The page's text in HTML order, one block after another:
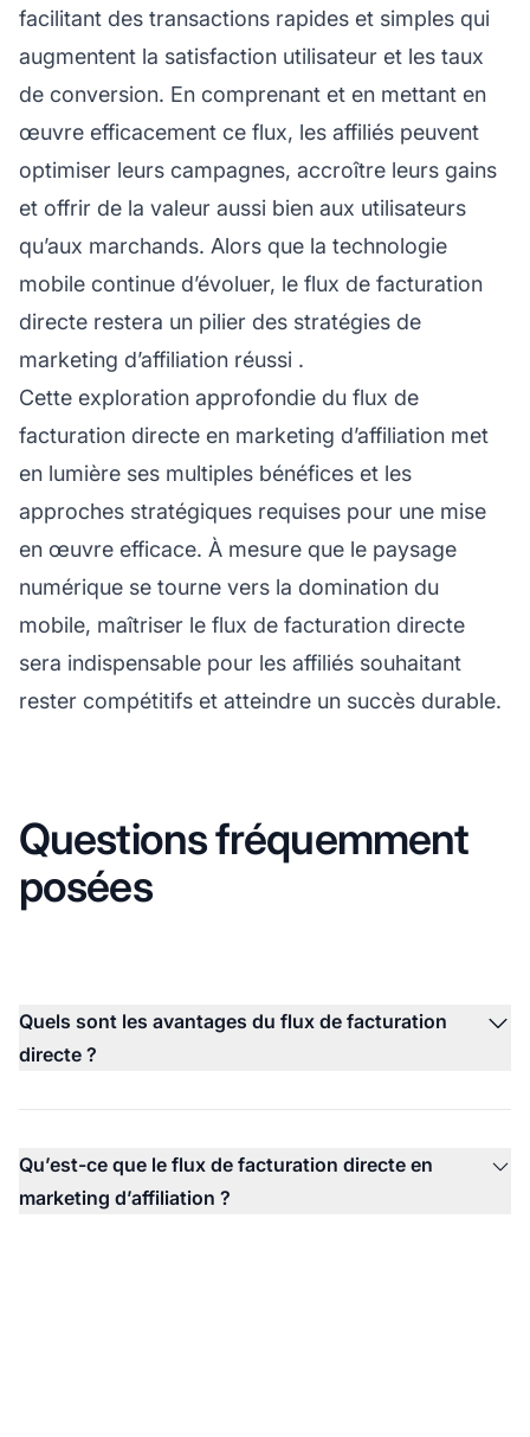
facilitant des transactions rapides et simples qui
augmentent la satisfaction utilisateur et les taux
de conversion. En comprenant et en mettant en
œuvre efficacement ce flux, les affiliés peuvent
optimiser leurs campagnes, accroître leurs gains
et offrir de la valeur aussi bien aux utilisateurs
qu’aux marchands. Alors que la technologie
mobile continue d’évoluer, le flux de facturation
directe restera un pilier des stratégies de
marketing d’affiliation réussi .
Cette exploration approfondie du flux de
facturation directe en marketing d’affiliation met
en lumière ses multiples bénéfices et les
approches stratégiques requises pour une mise
en œuvre efficace. À mesure que le paysage
numérique se tourne vers la domination du
mobile, maîtriser le flux de facturation directe
sera indispensable pour les affiliés souhaitant
rester compétitifs et atteindre un succès durable.
Questions fréquemment
posées
Quels sont les avantages du flux de facturation
directe ?
Qu’est-ce que le flux de facturation directe en
marketing d’affiliation ?